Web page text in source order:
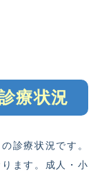
療状況
診療状況です。
ます。成人・小